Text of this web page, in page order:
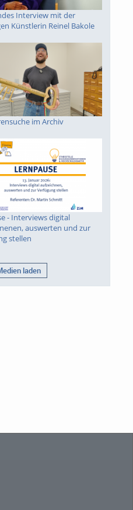
Interview mit der
Künstlerin Reinel Bakole
im Archiv
- Interviews digital
auswerten und zur
stellen
laden